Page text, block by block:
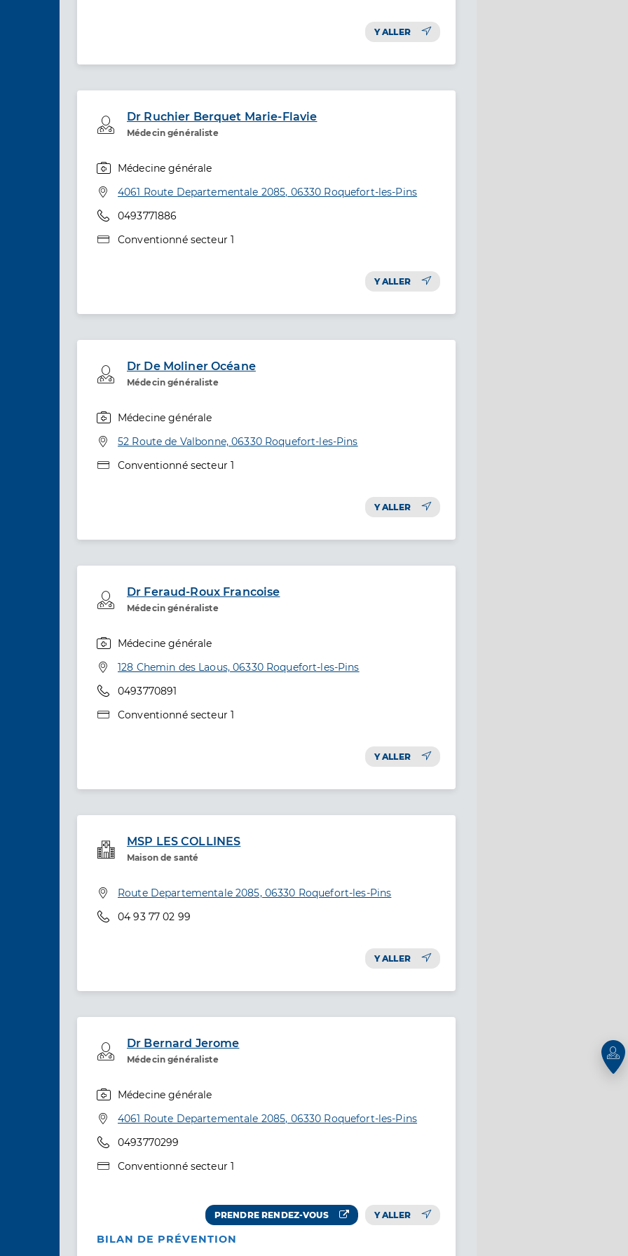
Y ALLER
Dr Ruchier Berquet Marie-Flavie
Médecin généraliste
Professionel de santé
Médecine générale
Adresse
4061 Route Departementale 2085, 06330 Roquefort-les-Pins
Téléphone
0493771886
Type de convention
Conventionné secteur 1
Y ALLER
Dr De Moliner Océane
Médecin généraliste
Professionel de santé
Médecine générale
Adresse
52 Route de Valbonne, 06330 Roquefort-les-Pins
Type de convention
Conventionné secteur 1
Y ALLER
Dr Feraud-Roux Francoise
Médecin généraliste
Professionel de santé
Médecine générale
Adresse
128 Chemin des Laous, 06330 Roquefort-les-Pins
Téléphone
0493770891
Type de convention
Conventionné secteur 1
Y ALLER
MSP LES COLLINES
Maison de santé
Service de santé
Adresse
Route Departementale 2085, 06330 Roquefort-les-Pins
Téléphone
04 93 77 02 99
Y ALLER
Dr Bernard Jerome
Médecin généraliste
Professionel de santé
Médecine générale
Adresse
4061 Route Departementale 2085, 06330 Roquefort-les-Pins
Téléphone
0493770299
Type de convention
Conventionné secteur 1
PRENDRE RENDEZ-VOUS Y ALLER
BILAN DE PRÉVENTION